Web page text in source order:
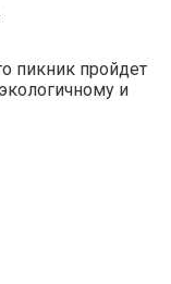
пикник пройдет
и